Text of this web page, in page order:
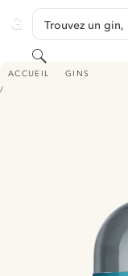
GINVENTORY
Trouvez un gin,
Rechercher
ACCUEIL GINS
NACKA GIN